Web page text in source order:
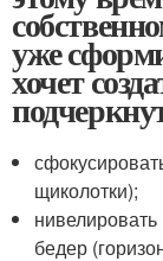
уже
хочет
щиколотки);
бедер